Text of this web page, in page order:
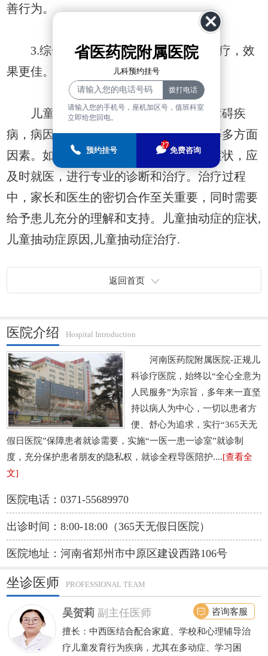
善行为。
3.综合治疗：结合药物治疗和心理治疗，效
果更佳。
儿童抽动症是一种复杂的神经精神障碍疾
病，病因涉及遗传、生物、环境和心理等多方面
因素。如果发现儿童出现类似抽动症的症状，应
及时就医，进行专业的诊断和治疗。治疗过程
中，家长和医生的密切合作至关重要，同时需要
给予患儿充分的理解和支持。儿童抽动症的症状,
儿童抽动症原因,儿童抽动症治疗.
返回首页
医院介绍 Hospital Introduction
河南医药院附属医院-正规儿
科诊疗医院，始终以“全心全意为
人民服务”为宗旨，多年来一直坚
持以病人为中心，一切以患者方
便、舒心为追求，实行“365天无
假日医院”保障患者就诊需要，实施“一医一患一诊室”就诊制
度，充分保护患者朋友的隐私权，就诊全程导医陪护....[查看全
文]
医院电话：0371-55689970
出诊时间：8:00-18:00（365天无假日医院）
医院地址：河南省郑州市中原区建设西路106号
坐诊医师 PROFESSIONAL TEAM
吴贺莉 副主任医师
擅长：中西医结合配合家庭、学校和心理辅导治
疗儿童发育行为疾病，尤其在多动症、学习困
咨询客服
省医药院附属医院
儿科预约挂号
请输入您的手机号，座机加区号，值班科室
立即给您回电。
预约挂号
27
免费咨询